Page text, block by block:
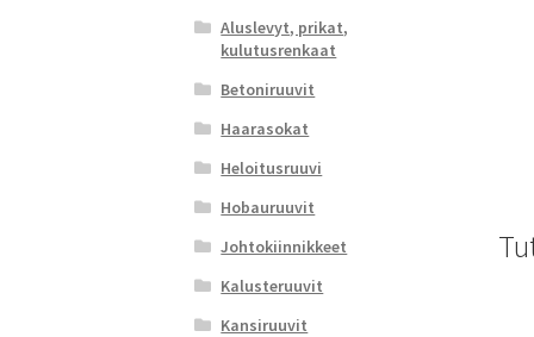
Aluslevyt, prikat,
kulutusrenkaat
Betoniruuvit
Haarasokat
Heloitusruuvi
Hobauruuvit
Johtokiinnikkeet
Kalusteruuvit
Kansiruuvit